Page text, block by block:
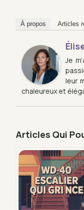
À propos Articles
Je
leur
chaleureux et
Articles Qui